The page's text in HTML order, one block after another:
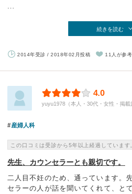
続きを読む
2014年受診 / 2018年02月投稿 11人が参
4.0
yuyu1978（本人・30代・女性・掲載
産婦人科
この口コミは受診から5年以上経過しています
先生、カウンセラーとも親切です。
二人目不妊のため、通っています。
セラーの人が話を聞いてくれて、と